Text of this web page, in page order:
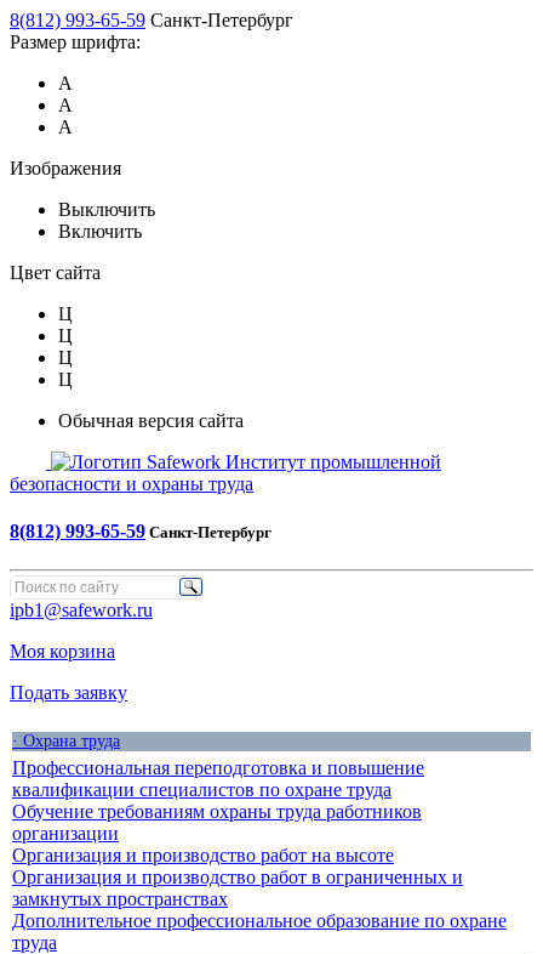
8(812) 993-65-59 Санкт-Петербург
Размер шрифта:
А
А
А
Изображения
Выключить
Включить
Цвет сайта
Ц
Ц
Ц
Ц
Обычная версия сайта
Safework Институт промышленной
безопасности и охраны труда
8(812) 993-65-59 Санкт-Петербург
ipb1@safework.ru
Моя корзина
Подать заявку
· Охрана труда
Профессиональная переподготовка и повышение
квалификации специалистов по охране труда
Обучение требованиям охраны труда работников
организации
Организация и производство работ на высоте
Организация и производство работ в ограниченных и
замкнутых пространствах
Дополнительное профессиональное образование по охране
труда